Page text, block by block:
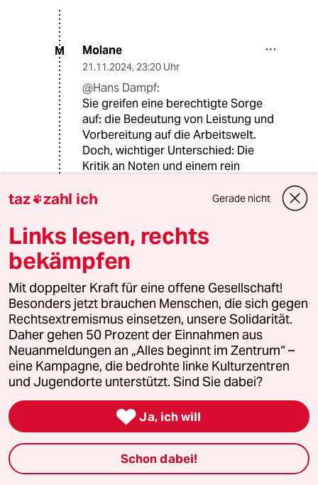
M Molane
21.11.2024, 23:20 Uhr
@Hans Dampf:
Sie greifen eine berechtigte Sorge
auf: die Bedeutung von Leistung und
Vorbereitung auf die Arbeitswelt.
Doch, wichtiger Unterschied: Die
Kritik an Noten und einem rein
nicht darauf ab, Leistung komplett
und Jugendliche zu fördern, ihre
Potenziale auf vielfältige Weise zu
entfalten.
Ein System, das auf Noten fixiert ist,
vernachlässigt oft Kreativität, soziale
Kompetenzen und intrinsische
Motivation – alles Fähigkeiten, die in
der modernen Arbeitswelt immer
wichtiger werden. „Freie Entfaltung“
bedeutet nicht das Fehlen von
Anforderungen, sondern vielmehr die
Schaffung von Rahmenbedingungen,
in denen Kinder ihre Stärken
entdecken können, ohne von starren
Leistungserwartungen blockiert zu
werden.
Langfristig könnte ein
taz zahl ich Gerade nicht
Links lesen, rechts
bekämpfen
Mit doppelter Kraft für eine offene Gesellschaft!
Besonders jetzt brauchen Menschen, die sich gegen
Rechtsextremismus einsetzen, unsere Solidarität.
Daher gehen 50 Prozent der Einnahmen aus
Neuanmeldungen an „Alles beginnt im Zentrum“ –
eine Kampagne, die bedrohte linke Kulturzentren
und Jugendorte unterstützt. Sind Sie dabei?
 Ja, ich will
Schon dabei!